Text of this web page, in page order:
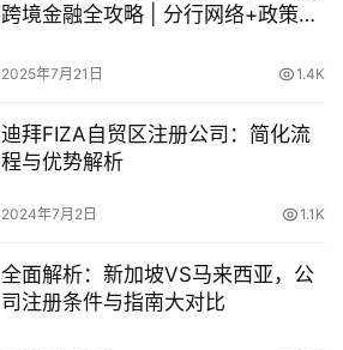
跨境金融全攻略 | 分行网络+政策解
2025年7月21日 1.4K
迪拜FIZA自贸区注册公司：简化流
程与优势解析
2024年7月2日 1.1K
全面解析：新加坡VS马来西亚，公
司注册条件与指南大对比